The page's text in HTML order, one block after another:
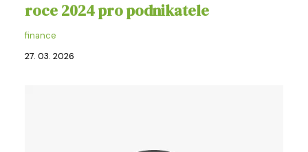
roce 2024 pro podnikatele
finance
27. 03. 2026